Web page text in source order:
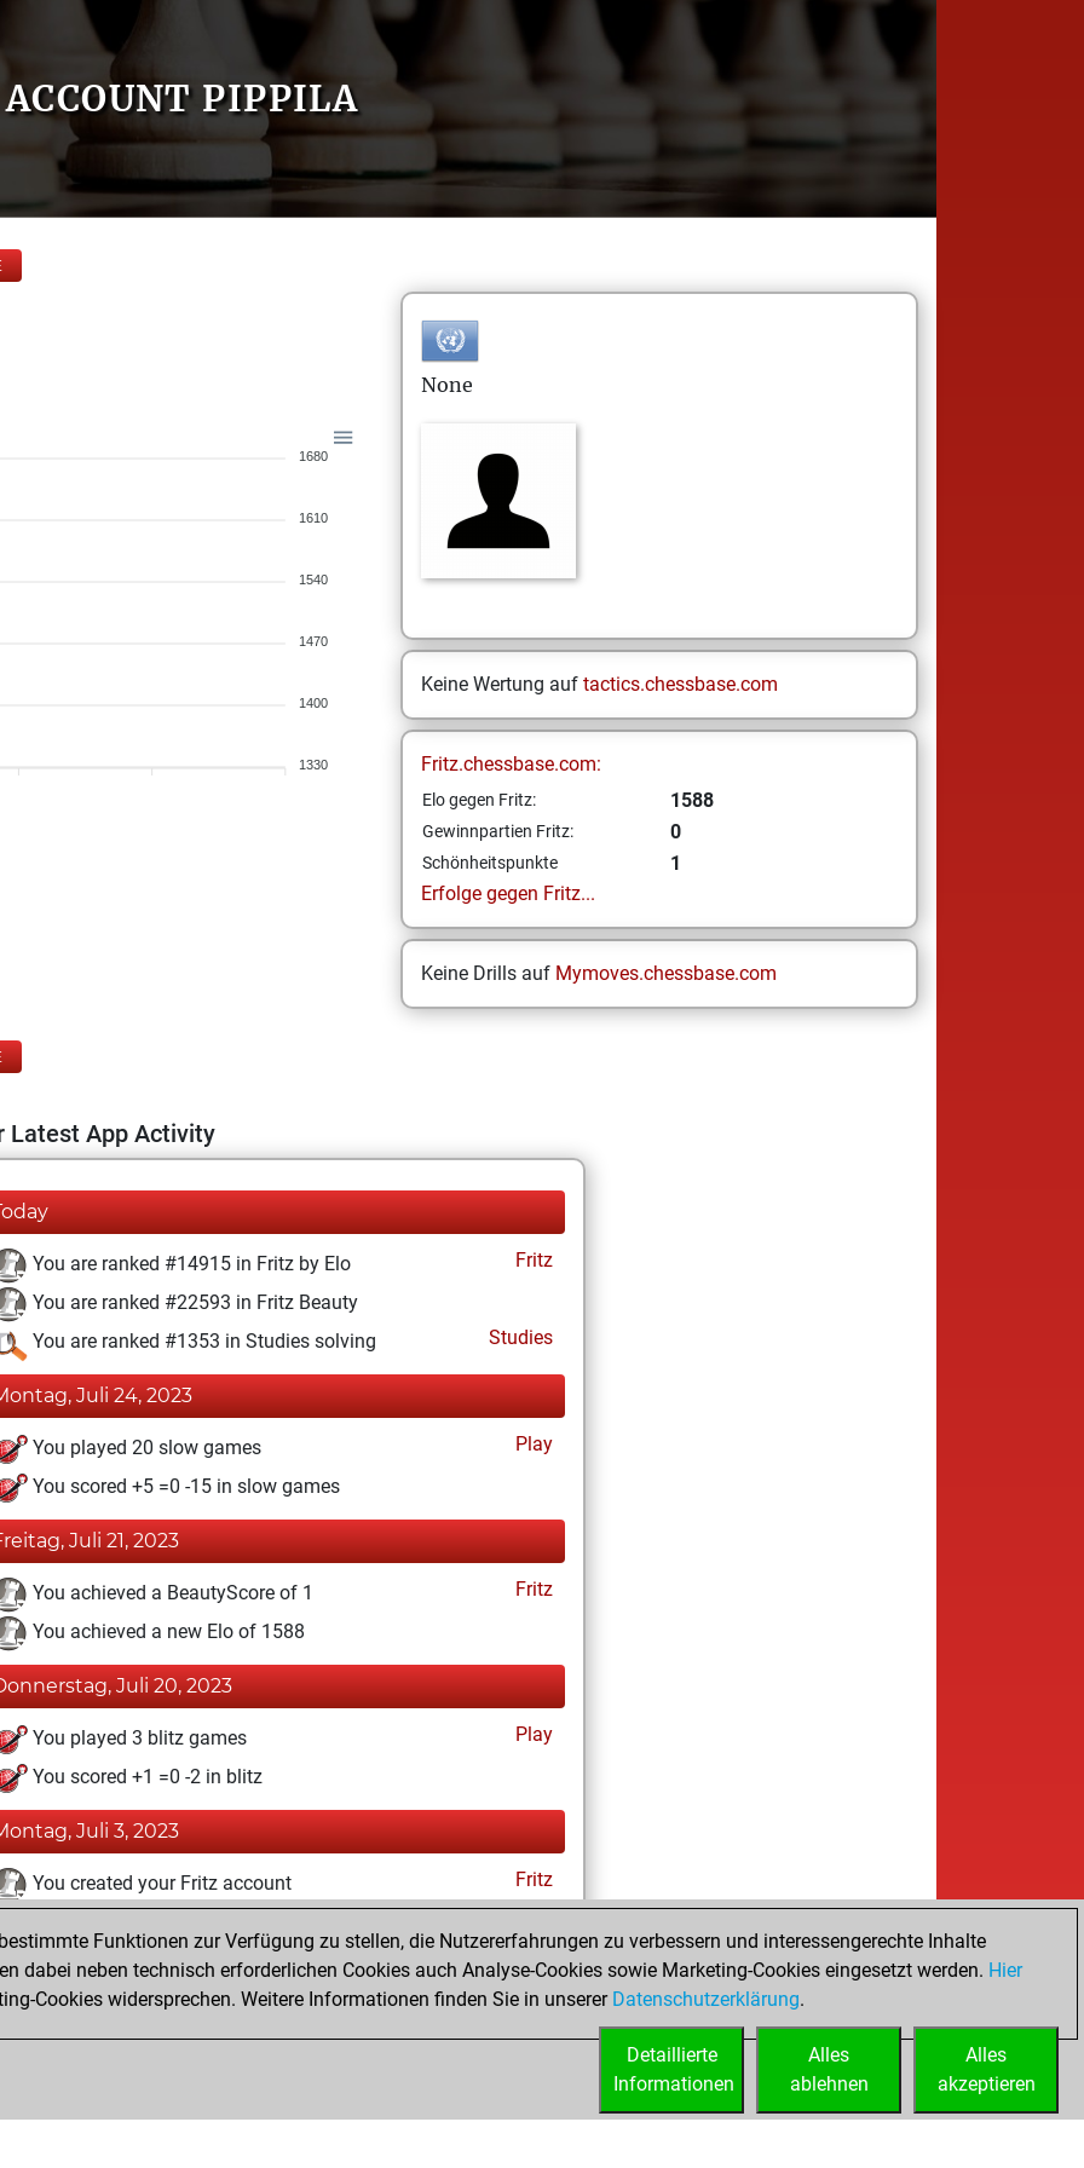
ACCOUNT PIPPILA
1680
1610
1540
1470
1400
1330
None
Keine Wertung auf tactics.chessbase.com
Fritz.chessbase.com:
Elo gegen Fritz: 1588
Gewinnpartien Fritz: 0
Schönheitspunkte
1
Erfolge gegen Fritz...
Keine Drills auf Mymoves.chessbase.com
Latest App Activity
You are ranked #14915 in Fritz by Elo
Fritz
You are ranked #22593 in Fritz Beauty
You are ranked #1353 in Studies solving
Studies
Juli 24, 2023
You played 20 slow games
Play
You scored +5 =0 -15 in slow games
Juli 21, 2023
You achieved a BeautyScore of 1
Fritz
You achieved a new Elo of 1588
Juli 20, 2023
You played 3 blitz games
Play
You scored +1 =0 -2 in blitz
Juli 3, 2023
You created your Fritz account
Fritz
You achieved a rating of 98
You created your Studies account
Funktionen zur Verfügung zu stellen, die Nutzererfahrungen zu verbessern und interessengerechte Inhalte
dabei neben technisch erforderlichen Cookies auch Analyse-Cookies sowie Marketing-Cookies eingesetzt werden. Hier
Cookies widersprechen. Weitere Informationen finden Sie in unserer Datenschutzerklärung.
Alles
akzeptieren
Alles
ablehnen
Detaillierte
Informationen